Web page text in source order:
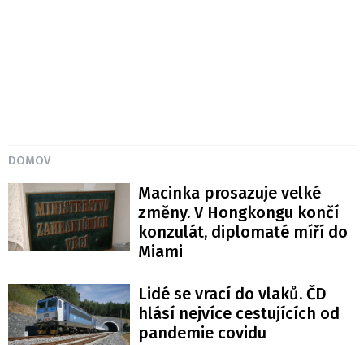
DOMOV
Macinka prosazuje velké
změny. V Hongkongu končí
konzulát, diplomaté míří do
Miami
Lidé se vrací do vlaků. ČD
hlásí nejvíce cestujících od
pandemie covidu